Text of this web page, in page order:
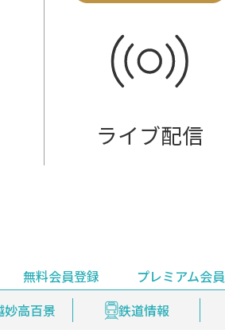
ライブ配信
編集部おすすめ
妙高百景 鉄道情報
無料会員登録
プレミアム会員
レミアム会員登録